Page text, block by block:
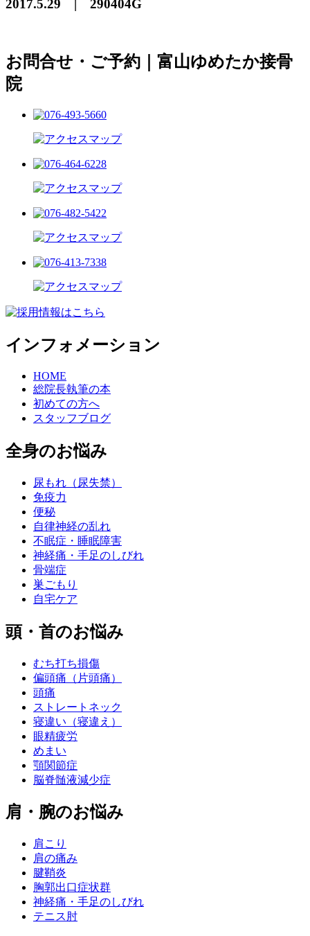
2017.5.29 | 290404G
お問合せ・ご予約｜富山ゆめたか接骨
院
インフォメーション
HOME
総院長執筆の本
初めての方へ
スタッフブログ
全身のお悩み
尿もれ（尿失禁）
免疫力
便秘
自律神経の乱れ
不眠症・睡眠障害
神経痛・手足のしびれ
骨端症
巣ごもり
自宅ケア
頭・首のお悩み
むち打ち損傷
偏頭痛（片頭痛）
頭痛
ストレートネック
寝違い（寝違え）
眼精疲労
めまい
顎関節症
脳脊髄液減少症
肩・腕のお悩み
肩こり
肩の痛み
腱鞘炎
胸郭出口症状群
神経痛・手足のしびれ
テニス肘